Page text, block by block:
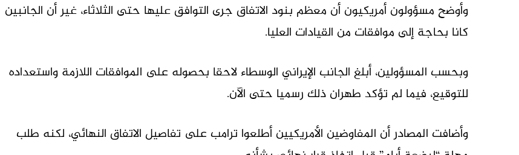
وأوضح مسؤولون أمريكيون أن معظم بنود الاتفاق جرى التوافق عليها حتى الثلاثاء، غير أن الجانبين
كانا بحاجة إلى موافقات من القيادات العليا.
وبحسب المسؤولين، أبلغ الجانب الإيراني الوسطاء لاحقا بحصوله على الموافقات اللازمة واستعداده
للتوقيع، فيما لم تؤكد طهران ذلك رسميا حتى الآن.
وأضافت المصادر أن المفاوضين الأمريكيين أطلعوا ترامب على تفاصيل الاتفاق النهائي، لكنه طلب